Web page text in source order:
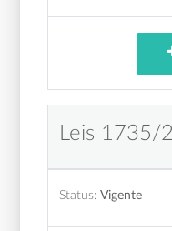
Leis 1735/
Status: Vigente